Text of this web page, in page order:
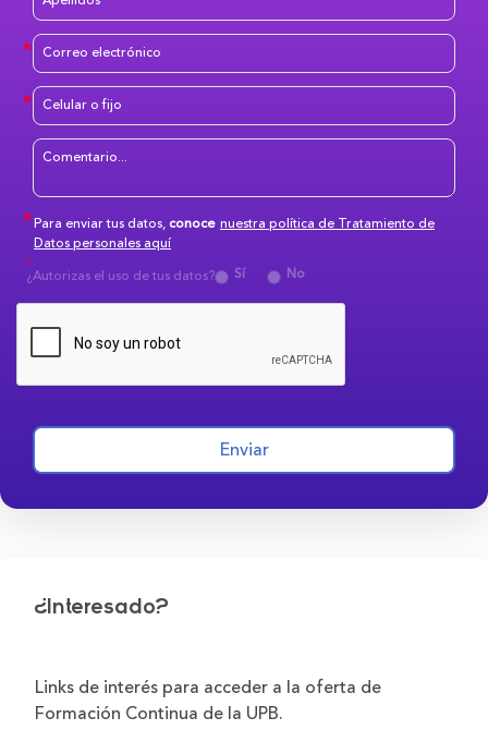
Para enviar tus datos,conoce nuestra política de Tratamiento de
Datos personales aquí
¿Autorizas el uso de tus datos?
Sí No
Enviar
¿Interesado?
Links de interés para acceder a la oferta de
Formación Continua de la UPB.